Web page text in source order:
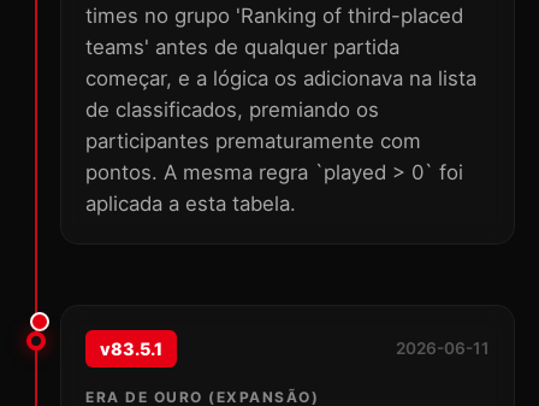
times no grupo 'Ranking of third-placed
teams' antes de qualquer partida
começar, e a lógica os adicionava na lista
de classificados, premiando os
participantes prematuramente com
pontos. A mesma regra `played > 0` foi
aplicada a esta tabela.
v83.5.1 2026-06-11
ERA DE OURO (EXPANSÃO)